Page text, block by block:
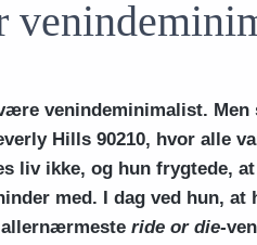
venindeminimalist. Men
Hills 90210, hvor alle
liv ikke, og hun frygtede,
med. I dag ved hun,
ride or die-